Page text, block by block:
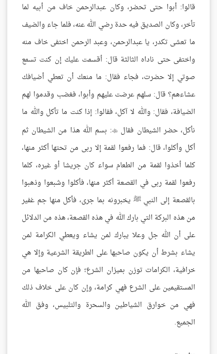
قالوا: أبوا حتى تحضر، وكان عبدالرحمن خاف من أبيه لما
تأخر، وكان الصديق فيه حدة رضي الله عنه، فلما جاء والضيف
ما تعشى تكدر، يا عبدالرحمن، وعبد الرحمن اختفى خاف منه
واختفى حتى ناداه الثالثة قال: أقسمت عليك إن كنت تسمع
صوتي إلا حضرت، فجاء فقال: ما منعك أن تعطي أضيافك
عشاءهم؟ قال: سلهم عرضت عليهم وأبوا، فغضب وقدموا لهم
الضيافة، فقال: والله لا آكل، فقالوا: إذا كنت ما تأكل والله ما
نأكل، حضر الشيطان فقال : بسم الله هذا من الشيطان ثم
أكل وأكلوا، قال: فما رفعوا لقمة إلا ربى من تحتها أكثر منها،
كلما أخذوا لقمة من الطعام سواء كان جريشا أو غيره، كلما
رفعوا لقمة ربى في القصعة أكثر منها، فأكلوا وشبعوا وذهبوا
بالقصعة إلى النبي ﷺ يخبرونه بما جرى، فأكل منها جم غفير
من هذه البركة التي بارك الله في هذه القصعة، هذه من الدلائل
على أن الله جل وعلا يبارك لمن يشاء ويعطي الكرامة لمن
يشاء بشرط أن يكون صاحبها على الطريقة الشرعية وإلا هي
خرافية، الكرامات توزن بميزان الشرع؛ فإن كان صاحبها من
المستقيمين على الشرع فهي كرامة، وإن كان على خلاف ذلك
فهي من خوارق الشياطين والسحرة والتلبيس، وفق الله
الجميع.